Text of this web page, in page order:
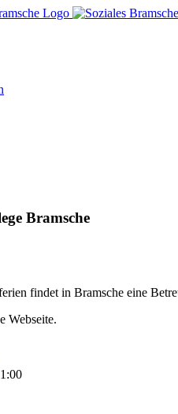
Bramsche
findet in Bramsche eine
Webseite.